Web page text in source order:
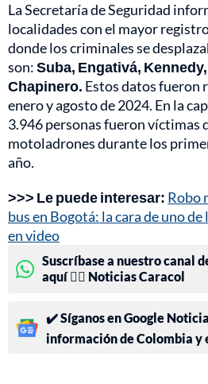
La Secretaría de Seguridad
localidades con el mayor
donde los criminales se
son:Suba, Engativá,
Chapinero. Estos datos fueron
enero y agosto de 2024. En la
3.946 personas fueron víctimas
motoladrones durante los
año.
>>> Le puede interesar: Robo
bus en Bogotá: la cara de uno
en video
Suscríbase a nuestro canal
aquí 👉🏻 Noticias Caracol
✔️ Síganos en Google
información de Colombia y